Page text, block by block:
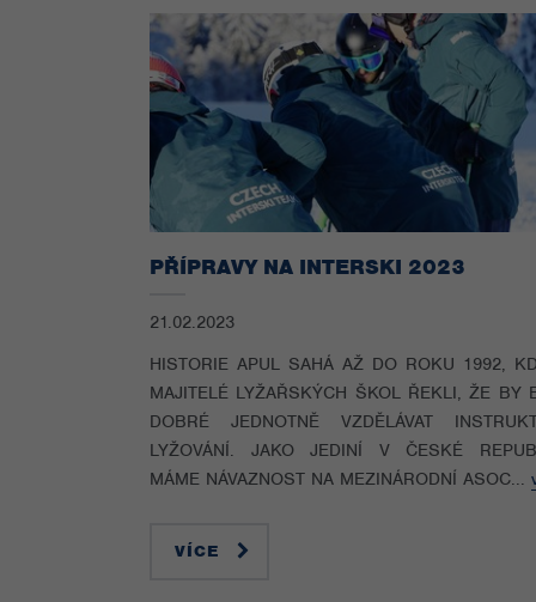
PŘÍPRAVY NA INTERSKI 2023
21.02.2023
HISTORIE APUL SAHÁ AŽ DO ROKU 1992,
MAJITELÉ LYŽAŘSKÝCH ŠKOL ŘEKLI, ŽE BY
DOBRÉ JEDNOTNĚ VZDĚLÁVAT
LYŽOVÁNÍ. JAKO JEDINÍ V ČESKÉ
MÁME NÁVAZNOST NA MEZINÁRODNÍ ASOC...
VÍCE